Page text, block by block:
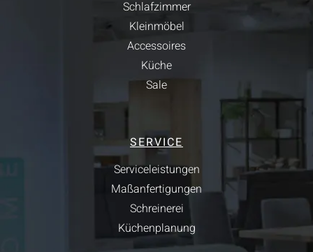
Schlafzimmer
Kleinmöbel
Accessoires
Küche
Sale
SERVICE
Serviceleistungen
Maßanfertigungen
Schreinerei
Küchenplanung